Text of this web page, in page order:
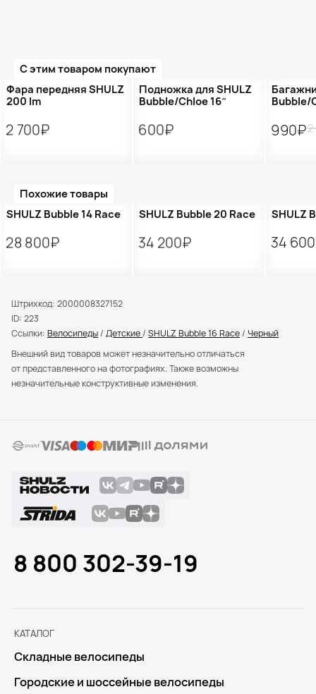
С этим товаром покупают
Фара передняя SHULZ
200 lm
2 700₽
Подножка для SHULZ
Bubble/Chloe 16″
600₽
Bubble/
990₽
Похожие товары
Подарок 🎁
SHULZ Bubble 14 Race
28 800₽
Подарок 🎁
SHULZ Bubble 20 Race
34 200₽
SHULZ
34
Штрихкод: 2000008327152
ID: 223
Ссылки: Велосипеды / Детские / SHULZ Bubble 16 Race / Черный
Внешний вид товаров может незначительно отличаться
от представленного на фотографиях. Также возможны
незначительные конструктивные изменения.
КАТАЛОГ
Складные велосипеды
Городские и шоссейные велосипеды
8 800 302-39-19